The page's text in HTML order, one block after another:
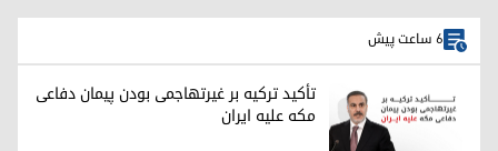
6 ساعت پیش
تأکید ترکیه بر غیرتهاجمی بودن پیمان دفاعی
مکه علیه ایران